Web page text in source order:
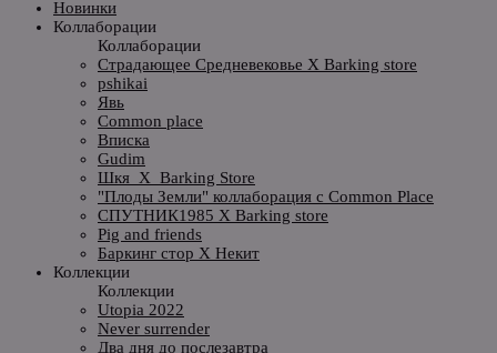
Новинки
Коллаборации
Коллаборации
Страдающее Средневековье X Barking store
pshikai
Явь
Common place
Вписка
Gudim
Шкя_X_Barking Store
"Плоды Земли" коллаборация с Common Place
СПУТНИК1985 X Barking store
Pig and friends
Баркинг стор X Некит
Коллекции
Коллекции
Utopia 2022
Never surrender
Два дня до послезавтра